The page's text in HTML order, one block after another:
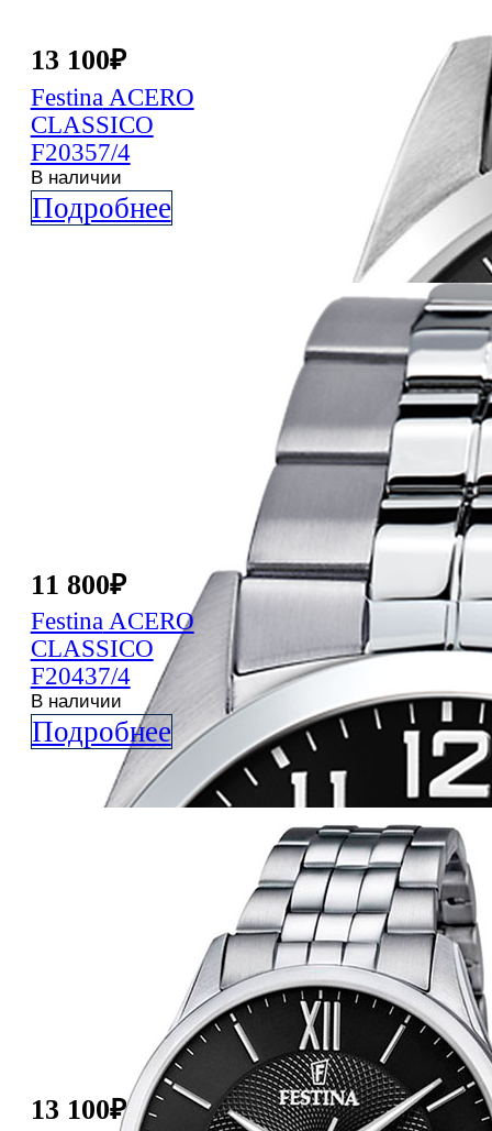
13 100₽
Festina ACERO
CLASSICO
F20357/4
В наличии
Подробнее
11 800₽
FestinaACERO
CLASSICO
F20437/4
В наличии
Подробнее
13 100₽